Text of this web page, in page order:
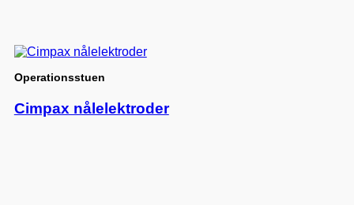
Operationsstuen
Cimpax nålelektroder